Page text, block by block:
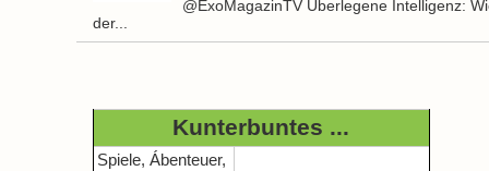
@ExoMagazinTV Überlegene Intelligenz:
der...
Kunterbuntes ...
Spiele, Ábenteuer,